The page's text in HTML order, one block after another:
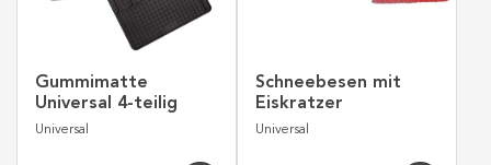
Gummimatte
Universal 4-teilig
Universal
Schneebesen mit
Eiskratzer
Universal